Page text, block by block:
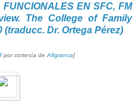
EN SFC, FM
The College of Family
Dr. Ortega Pérez)
por cortesía de Afigranca]